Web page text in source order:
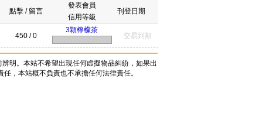
點擊 / 留言
發表會員
信用等級
刊登日期
450 / 0
3顆檸檬茶
交易到期
明。本站不希望出現任何虛擬物品糾紛，如果出
，本站概不負責也不承擔任何法律責任。